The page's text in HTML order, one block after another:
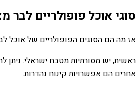
סוגי אוכל פופולריים לבר
אז מה הם הסוגים הפופולריים של אוכל
ראשית, יש מסורתיות מטבח ישראלי.
אחרים הם אפשרויות קינוח נהדרות.